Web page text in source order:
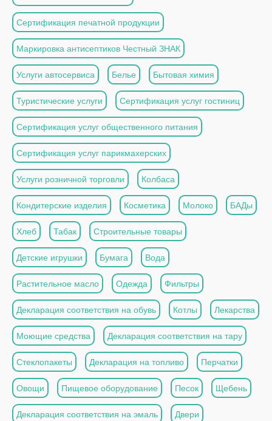
Сертификация печатной продукции
Маркировка антисептиков Честный ЗНАК
Услуги автосервиса Белье Бытовая химия
Туристические услуги Сертификация услуг гостиниц
Сертификация услуг общественного питания
Сертификация услуг парикмахерских
Услуги розничной торговли Колбаса
Кондитерские изделия Косметика Молоко БАДы
Хлеб Табак Строительные товары
Детские игрушки Бумага Вода
Растительное масло Одежда Фильтры
Декларация соответствия на обувь Котлы Лекарства
Моющие средства Декларация соответствия на тару
Стеклопакеты Декларация на топливо Перчатки
Овощи Пищевое оборудование Песок Щебень
Декларация соответствия на эмаль Двери